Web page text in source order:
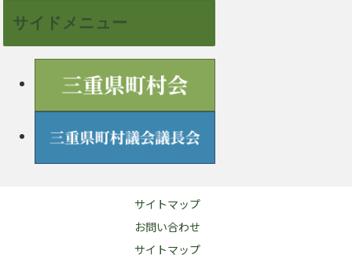
サイドメニュー
サイトマップ
お問い合わせ
サイトマップ